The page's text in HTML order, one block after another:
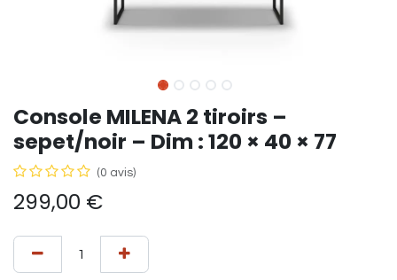
Console MILENA 2 tiroirs –
sepet/noir – Dim : 120 × 40 × 77
(0 avis)
299,00 €